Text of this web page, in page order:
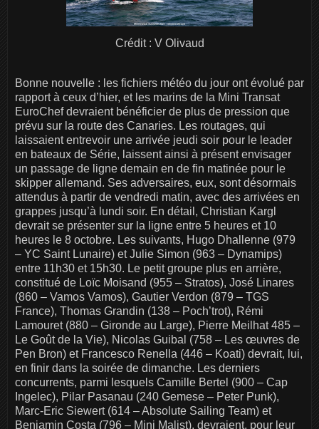
Crédit : V Olivaud
Bonne nouvelle : les fichiers météo du jour ont évolué par
rapport à ceux d’hier, et les marins de la Mini Transat
EuroChef devraient bénéficier de plus de pression que
prévu sur la route des Canaries. Les routages, qui
laissaient entrevoir une arrivée jeudi soir pour le leader
en bateaux de Série, laissent ainsi à présent envisager
un passage de ligne demain en de fin matinée pour le
skipper allemand. Ses adversaires, eux, sont désormais
attendus à partir de vendredi matin, avec des arrivées en
grappes jusqu’à lundi soir. En détail, Christian Kargl
devrait se présenter sur la ligne entre 5 heures et 10
heures le 8 octobre. Les suivants, Hugo Dhallenne (979
– YC Saint Lunaire) et Julie Simon (963 – Dynamips)
entre 11h30 et 15h30. Le petit groupe plus en arrière,
constitué de Loïc Moisand (955 – Stratos), José Linares
(860 – Vamos Vamos), Gautier Verdon (879 – TGS
France), Thomas Grandin (138 – Poch’trot), Rémi
Lamouret (880 – Gironde au Large), Pierre Meilhat 485 –
Le Goût de la Vie), Nicolas Guibal (758 – Les œuvres de
Pen Bron) et Francesco Renella (446 – Koati) devrait, lui,
en finir dans la soirée de dimanche. Les derniers
concurrents, parmi lesquels Camille Bertel (900 – Cap
Ingelec), Pilar Pasanau (240 Gemese – Peter Punk),
Marc-Eric Siewert (614 – Absolute Sailing Team) et
Benjamin Costa (796 – Mini Malist), devraient, pour leur